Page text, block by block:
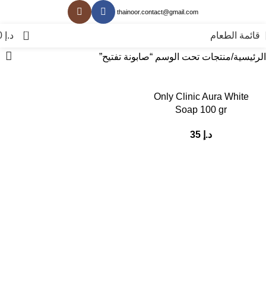
thainoor.contact@gmail.com
قائمة الطعام 0 د.إ
الرئيسية منتجات تحت الوسم “صابونة تفتيح”
Only Clinic Aura White
Soap 100 gr
د.إ